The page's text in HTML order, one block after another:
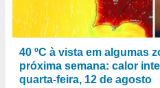
40 ºC à vista em algumas
próxima semana: calor
quarta-feira, 12 de agosto